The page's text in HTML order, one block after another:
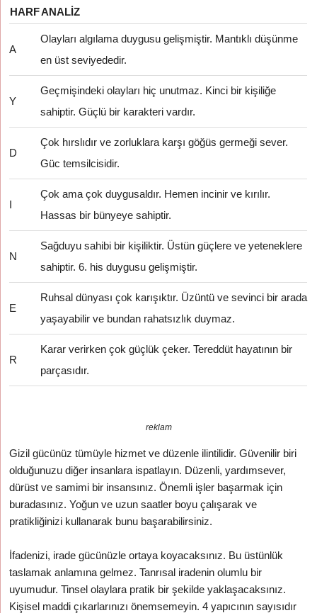
HARFANALIZ
A
Olayları algılama duygusu gelişmiştir. Mantıklı düşünme
en üst seviyededir.
Y
Geçmişindeki olayları hiç unutmaz. Kinci bir kişiliğe
sahiptir. Güçlü bir karakteri vardır.
D
Çok hırslıdır ve zorluklara karşı göğüs germeği sever.
Güc temsilcisidir.
I
Çok ama çok duygusaldır. Hemen incinir ve kırılır.
Hassas bir bünyeye sahiptir.
N
Sağduyu sahibi bir kişiliktir. Üstün güçlere ve yeteneklere
sahiptir. 6. his duygusu gelişmiştir.
E
Ruhsal dünyası çok karışıktır. Üzüntü ve sevinci bir arada
yaşayabilir ve bundan rahatsızlık duymaz.
R
Karar verirken çok güçlük çeker. Tereddüt hayatının bir
parçasıdır.
reklam
Gizil gücünüz tümüyle hizmet ve düzenle ilintilidir. Güvenilir biri
olduğunuzu diğer insanlara ispatlayın. Düzenli, yardımsever,
dürüst ve samimi bir insansınız. Önemli işler başarmak için
buradasınız. Yoğun ve uzun saatler boyu çalışarak ve
pratikliğinizi kullanarak bunu başarabilirsiniz.
İfadenizi, irade gücünüzle ortaya koyacaksınız. Bu üstünlük
taslamak anlamına gelmez. Tanrısal iradenin olumlu bir
uyumudur. Tinsel olaylara pratik bir şekilde yaklaşacaksınız.
Kişisel maddi çıkarlarınızı önemsemeyin. 4 yapıcının sayısıdır